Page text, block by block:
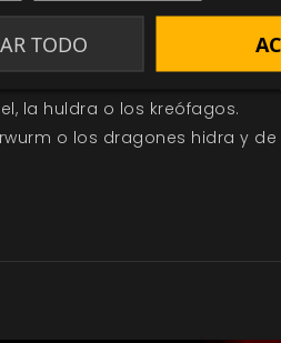
y sacarles el máximo
el troltauro o la serpiente
el habitasombras o el
la huldra o los kreófagos.
o los dragones hidra y
TODO